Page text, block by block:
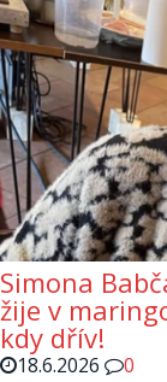
Simona
žije v
kdy dřív!
18.6.2026
0